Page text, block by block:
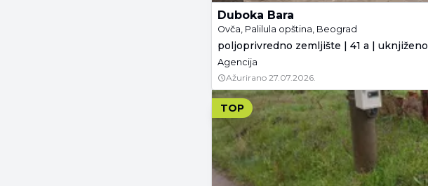
Duboka Bara
Ovča, Palilula opština, Beograd
poljoprivredno zemljište | 41 a | uknjiženo
Agencija
Ažurirano 27.07.2026.
TOP